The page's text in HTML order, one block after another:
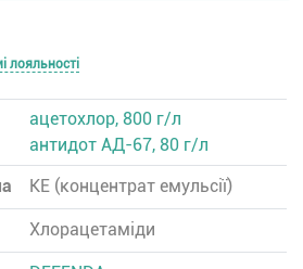
лояльності
ацетохлор, 800 г/л
антидот АД-67, 80 г/л
КЕ (концентрат емульсії)
Хлорацетаміди